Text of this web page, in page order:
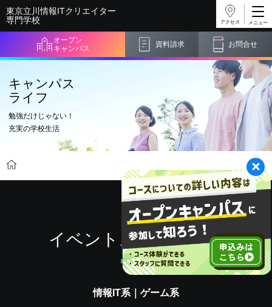
東京立川情報ITクリエイター
専門学校
オープン
キャンパス
資料請求 お問合せ
アクセス
キャンパス
ライフ
勉強だけじゃない！
充実の学校生活
イベントスケジュール
情報IT系｜ゲーム系